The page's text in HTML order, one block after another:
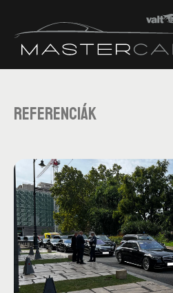
Referenciák